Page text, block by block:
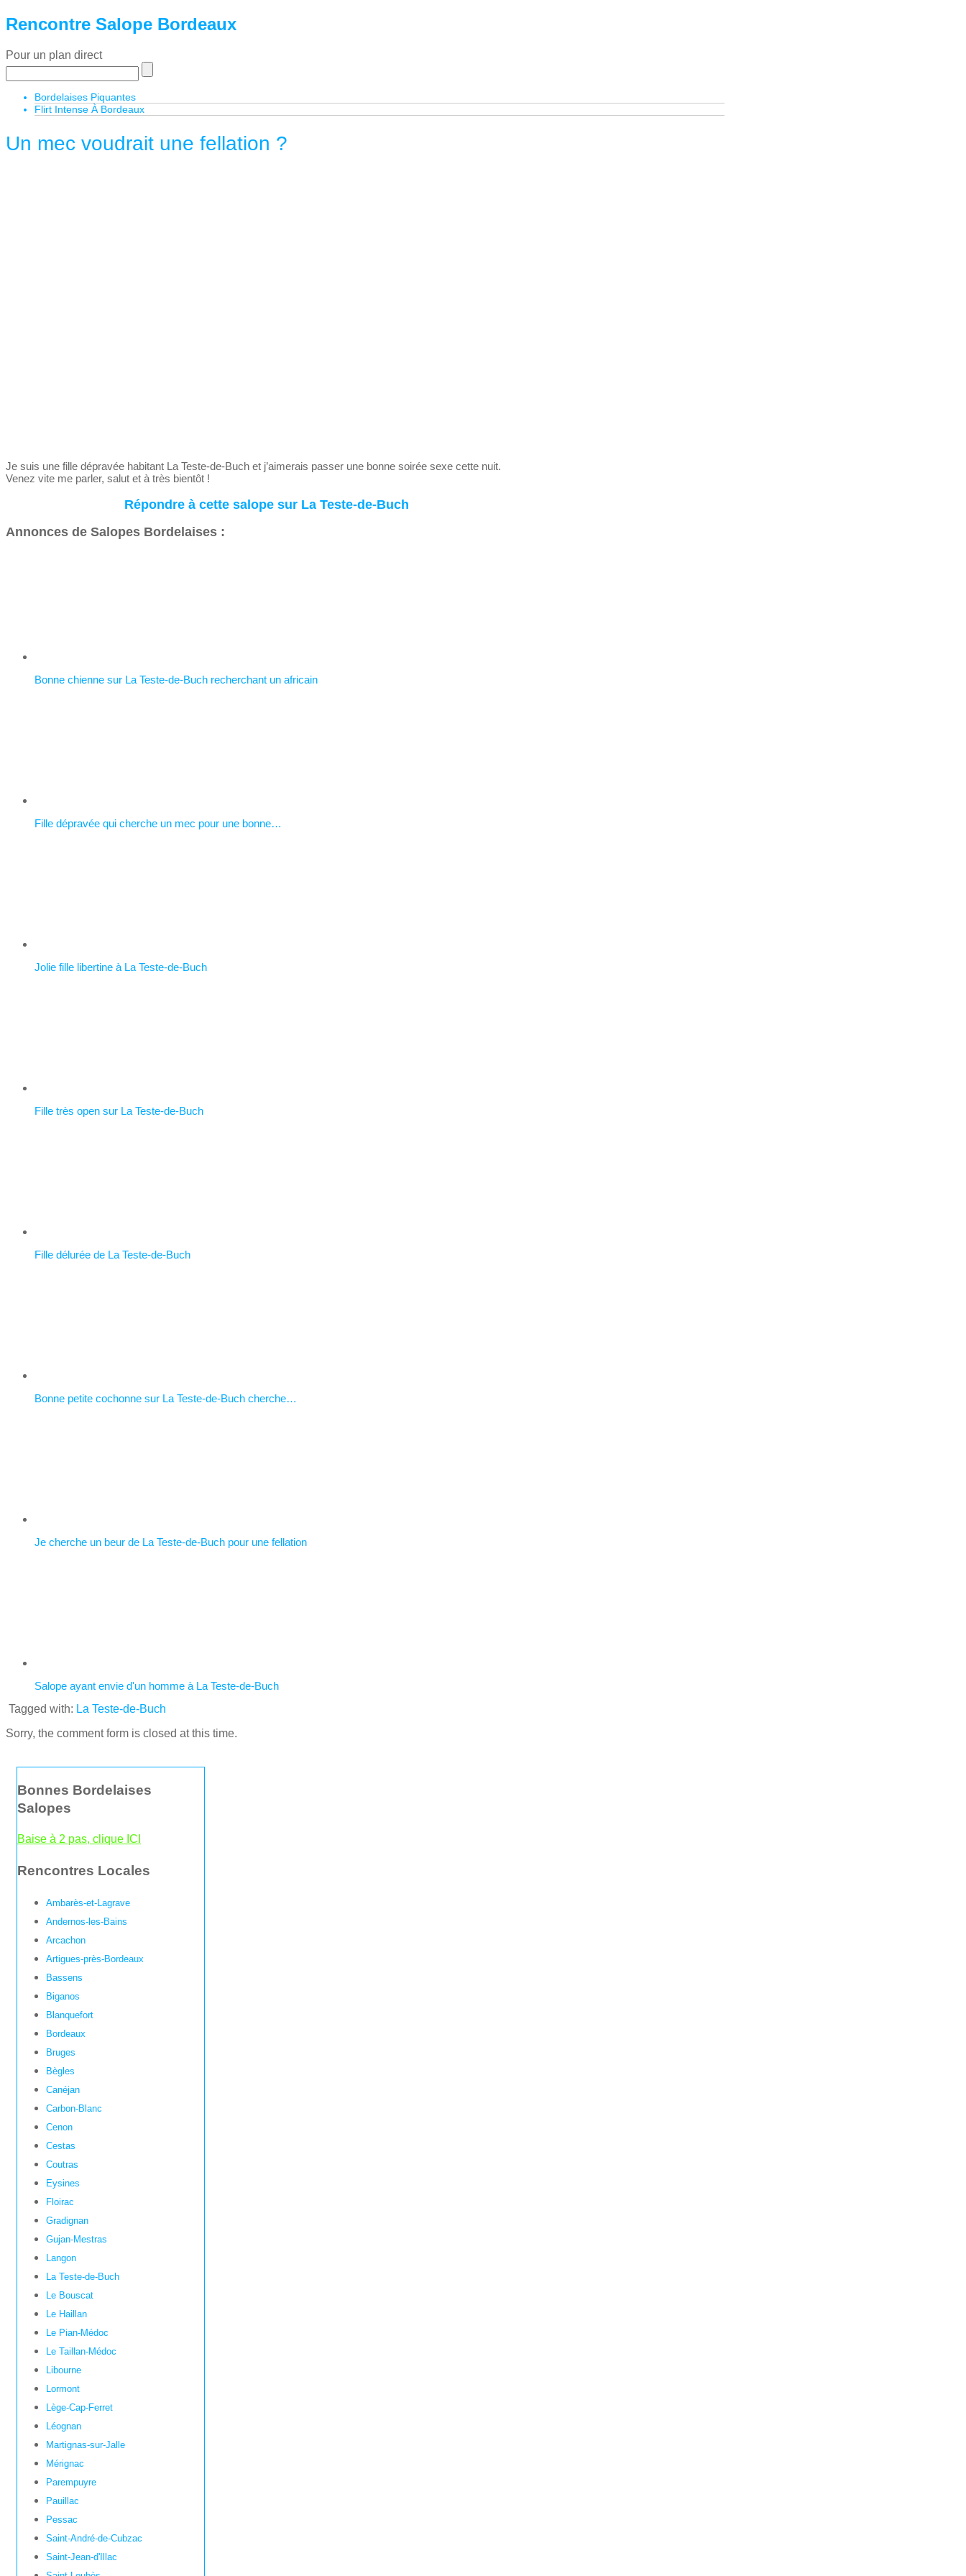
Rencontre Salope Bordeaux
Pour un plan direct
Bordelaises Piquantes
Flirt Intense À Bordeaux
Un mec voudrait une fellation ?
Je suis une fille dépravée habitant La Teste-de-Buch et j’aimerais passer une bonne soirée sexe cette nuit.
Venez vite me parler, salut et à très bientôt !
Répondre à cette salope sur La Teste-de-Buch
Annonces de Salopes Bordelaises :
Bonne chienne sur La Teste-de-Buch recherchant un africain
Fille dépravée qui cherche un mec pour une bonne…
Jolie fille libertine à La Teste-de-Buch
Fille très open sur La Teste-de-Buch
Fille délurée de La Teste-de-Buch
Bonne petite cochonne sur La Teste-de-Buch cherche…
Je cherche un beur de La Teste-de-Buch pour une fellation
Salope ayant envie d'un homme à La Teste-de-Buch
Tagged with: La Teste-de-Buch
Sorry, the comment form is closed at this time.
Bonnes Bordelaises
Salopes
Baise à 2 pas, clique ICI
Rencontres Locales
Ambarès-et-Lagrave
Andernos-les-Bains
Arcachon
Artigues-près-Bordeaux
Bassens
Biganos
Blanquefort
Bordeaux
Bruges
Bègles
Canéjan
Carbon-Blanc
Cenon
Cestas
Coutras
Eysines
Floirac
Gradignan
Gujan-Mestras
Langon
La Teste-de-Buch
Le Bouscat
Le Haillan
Le Pian-Médoc
Le Taillan-Médoc
Libourne
Lormont
Lège-Cap-Ferret
Léognan
Martignas-sur-Jalle
Mérignac
Parempuyre
Pauillac
Pessac
Saint-André-de-Cubzac
Saint-Jean-d'Illac